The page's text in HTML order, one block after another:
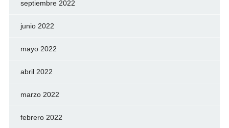
septiembre 2022
junio 2022
mayo 2022
abril 2022
marzo 2022
febrero 2022